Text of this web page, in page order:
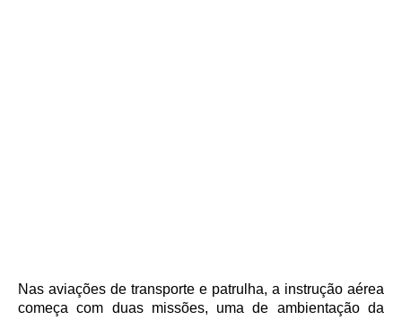
Nas aviações de transporte e patrulha, a instrução aérea
começa com duas missões, uma de ambientação da